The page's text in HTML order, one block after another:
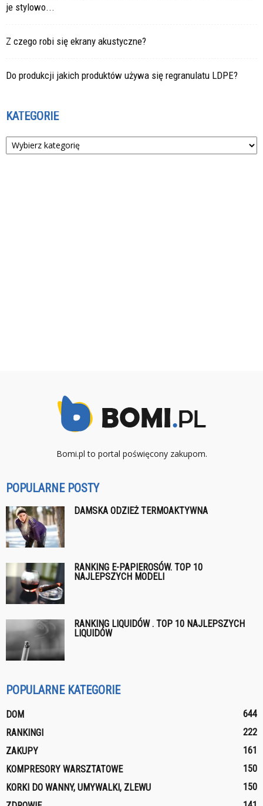
je stylowo...
Z czego robi się ekrany akustyczne?
Do produkcji jakich produktów używa się regranulatu LDPE?
KATEGORIE
Kategorie
Bomi.pl to portal poświęcony zakupom.
POPULARNE POSTY
DAMSKA ODZIEŻ TERMOAKTYWNA
RANKING E-PAPIEROSÓW. TOP 10
NAJLEPSZYCH MODELI
RANKING LIQUIDÓW . TOP 10 NAJLEPSZYCH
LIQUIDÓW
POPULARNE KATEGORIE
DOM
644
RANKINGI
222
ZAKUPY
161
KOMPRESORY WARSZTATOWE
150
KORKI DO WANNY, UMYWALKI, ZLEWU
150